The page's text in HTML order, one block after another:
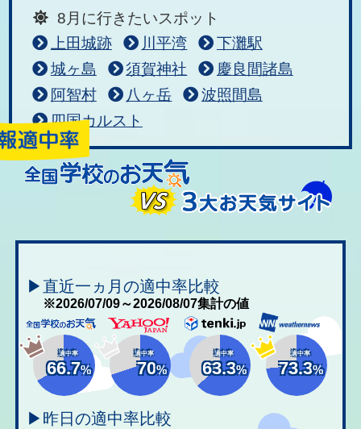
8月に行きたいスポット
上田城跡
川平湾
下灘駅
城ヶ島
須賀神社
慶良間諸島
阿智村
八ヶ岳
波照間島
四国カルスト
▶直近一ヵ月の適中率比較
※2026/07/09～2026/08/07集計の値
適中率
66.7%
適中率
70%
適中率
63.3%
適中率
73.3%
▶昨日の適中率比較